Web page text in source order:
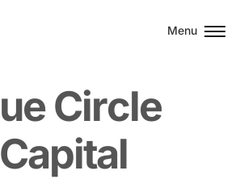
Menu
ueCircle
Capital